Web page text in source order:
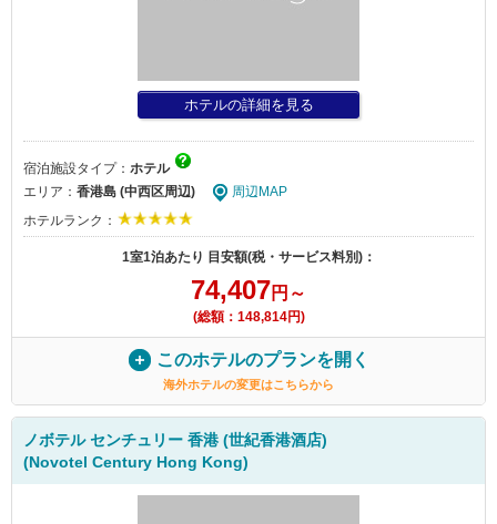
ホテルの詳細を見る
宿泊施設タイプ： ホテル
エリア： 香港島 (中西区周辺)
周辺MAP
ホテルランク：
1室1泊あたり 目安額(税・サービス料別)：
74,407円～
(総額：148,814円)
このホテルのプランを開く
海外ホテルの変更はこちらから
ノボテル センチュリー 香港 (世紀香港酒店)
(Novotel Century Hong Kong)